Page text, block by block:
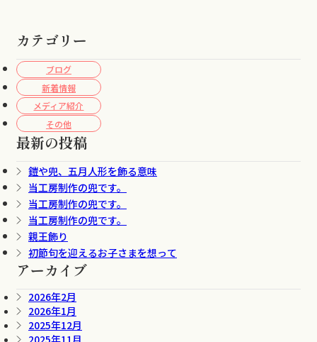
カテゴリー
ブログ
新着情報
メディア紹介
その他
最新の投稿
鎧や兜、五月人形を飾る意味
当工房制作の兜です。
当工房制作の兜です。
当工房制作の兜です。
親王飾り
初節句を迎えるお子さまを想って
アーカイブ
2026年2月
2026年1月
2025年12月
2025年11月